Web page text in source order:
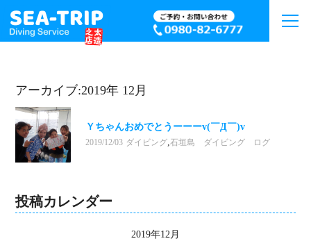
アーカイブ:2019年 12月
Ｙちゃんおめでとうーーーv(￣Д￣)v
2019/12/03 ダイビング,石垣島 ダイビング ログ
投稿カレンダー
2019年12月